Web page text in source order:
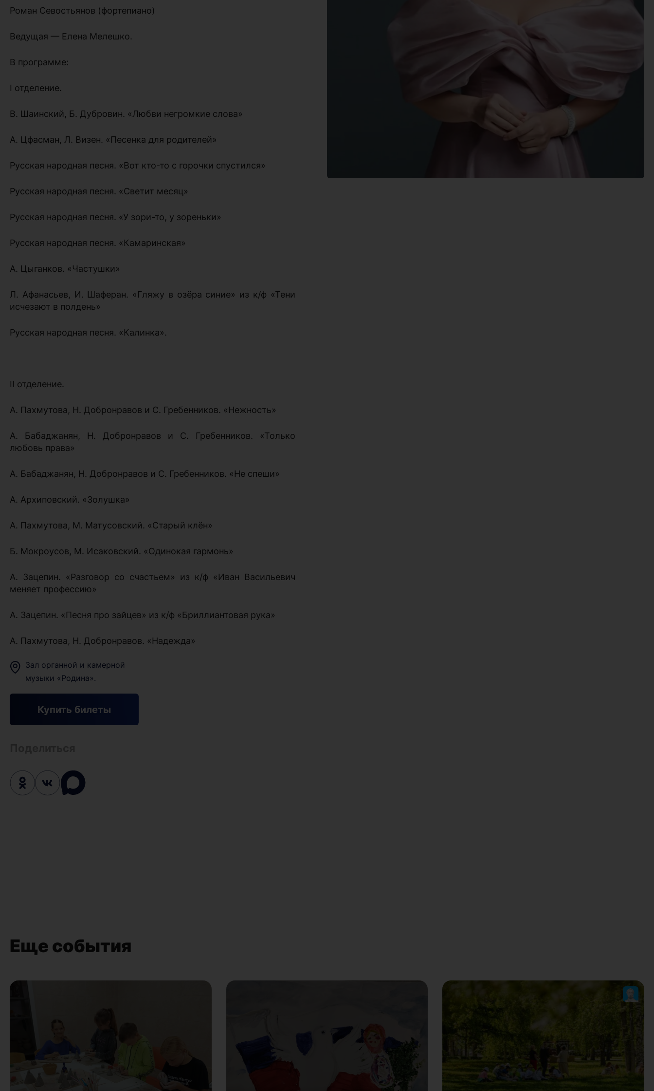
Роман Севостьянов (фортепиано)
Ведущая — Елена Мелешко.
В программе:
I отделение.
В. Шаинский, Б. Дубровин. «Любви негромкие слова»
А. Цфасман, Л. Визен. «Песенка для родителей»
Русская народная песня. «Вот кто-то с горочки спустился»
Русская народная песня. «Светит месяц»
Русская народная песня. «У зори-то, у зореньки»
Русская народная песня. «Камаринская»
А. Цыганков. «Частушки»
Л. Афанасьев, И. Шаферан. «Гляжу в озёра синие» из к/ф «Тени
исчезают в полдень»
Русская народная песня. «Калинка».
II отделение.
А. Пахмутова, Н. Добронравов и С. Гребенников. «Нежность»
А. Бабаджанян, Н. Добронравов и С. Гребенников. «Только
любовь права»
А. Бабаджанян, Н. Добронравов и С. Гребенников. «Не спеши»
А. Архиповский. «Золушка»
А. Пахмутова, М. Матусовский. «Старый клён»
Б. Мокроусов, М. Исаковский. «Одинокая гармонь»
А. Зацепин. «Разговор со счастьем» из к/ф «Иван Васильевич
меняет профессию»
А. Зацепин. «Песня про зайцев» из к/ф «Бриллиантовая рука»
А. Пахмутова, Н. Добронравов. «Надежда»
Зал органной и камерной
музыки «Родина».
Купить билеты
Еще события